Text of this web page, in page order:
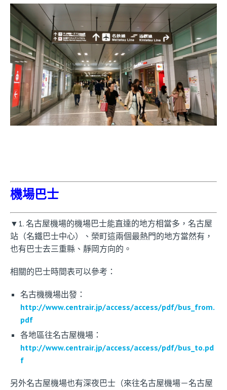
機場巴士
▼1. 名古屋機場的機場巴士能直達的地方相當多，名古屋
站（名鐵巴士中心）、榮町這兩個最熱門的地方當然有，
也有巴士去三重縣、靜岡方向的。
相關的巴士時間表可以參考：
名古機機場出發：
http://www.centrair.jp/access/access/pdf/bus_from.
pdf
各地區往名古屋機場：
http://www.centrair.jp/access/access/pdf/bus_to.pd
f
另外名古屋機場也有深夜巴士（來往名古屋機場－名古屋